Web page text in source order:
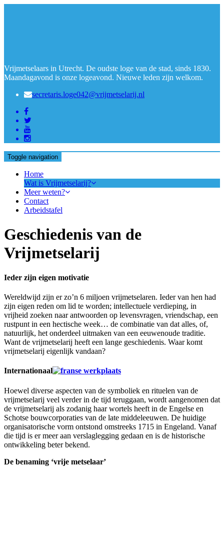
Vrijmetselaars in Utrecht. De oudste loge van de stad, sinds 1830.
Maandagavond is onze logeavond. Nieuwe leden zijn welkom.
secretaris.loge042@vrijmetselarij.nl
Toggle navigation
Home
Wat is Vrijmetselarij?
Meer weten?
Contact
Arbeidstafel
Geschiedenis van de
Vrijmetselarij
Ieder zijn eigen motivatie
Wereldwijd zijn er zo’n 6 miljoen vrijmetselaren. Ieder van hen had
zijn eigen reden om lid te worden; intellectuele verdieping, in
vrijheid zoeken naar antwoorden op levensvragen, vriendschap, een
rustpunt in een hectische week… de combinatie van dat alles, of,
natuurlijk, het onderdeel uitmaken van een eeuwenoude traditie.
Want de vrijmetselarij heeft een lange geschiedenis. Waar komt
vrijmetselarij eigenlijk vandaan?
Internationaal
Hoewel diverse aspecten van de symboliek en rituelen van de
vrijmetselarij veel verder in de tijd teruggaan, wordt aangenomen dat
de vrijmetselarij als zodanig haar wortels heeft in de Engelse en
Schotse bouwcorporaties van de late middeleeuwen. De huidige
organisatorische vorm ontstond omstreeks 1715 in Engeland. Vanaf
die tijd is er meer aan verslaglegging gedaan en is de historische
ontwikkeling beter bekend.
De benaming ‘vrije metselaar’